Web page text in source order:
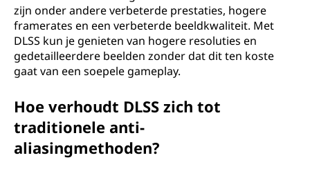
zijn onder andere verbeterde prestaties, hogere
framerates en een verbeterde beeldkwaliteit. Met
DLSS kun je genieten van hogere resoluties en
gedetailleerdere beelden zonder dat dit ten koste
gaat van een soepele gameplay.
Hoe verhoudt DLSS zich tot
traditionele anti-
aliasingmethoden?